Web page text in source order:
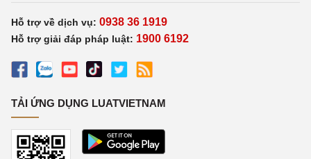
Hỗ trợ về dịch vụ: 0938 36 1919
Hỗ trợ giải đáp pháp luật: 1900 6192
TẢI ỨNG DỤNG LUATVIETNAM